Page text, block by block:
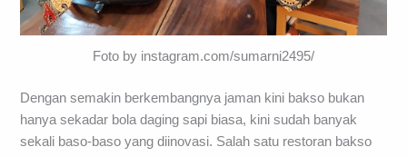
Foto by instagram.com/sumarni2495/
Dengan semakin berkembangnya jaman kini bakso bukan
hanya sekadar bola daging sapi biasa, kini sudah banyak
sekali baso-baso yang diinovasi. Salah satu restoran bakso